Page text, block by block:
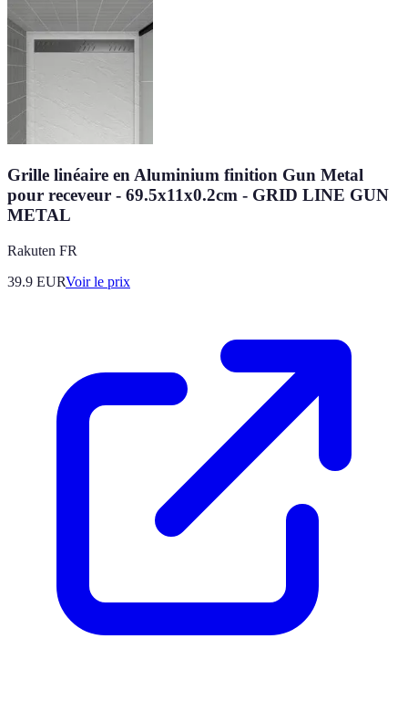
Grille linéaire en Aluminium finition Gun Metal
pour receveur - 69.5x11x0.2cm - GRID LINE GUN
METAL
Rakuten FR
39.9 EURVoir le prix